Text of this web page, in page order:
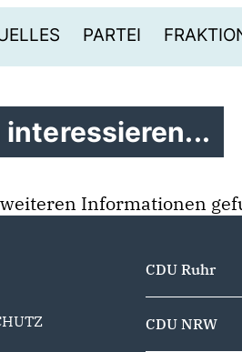
PARTEI
interessieren...
Informationen
CDU Ruhr
CDU NRW